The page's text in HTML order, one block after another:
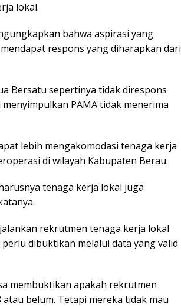
lokal.
bahwa aspirasi yang
respons yang diharapkan dari
Bersatu sepertinya tidak direspons
PAMA tidak menerima
lebih mengakomodasi tenaga kerja
di wilayah Kabupaten Berau.
tenaga kerja lokal juga
rekrutmen tenaga kerja lokal
dibuktikan melalui data yang valid
membuktikan apakah rekrutmen
belum. Tetapi mereka tidak mau